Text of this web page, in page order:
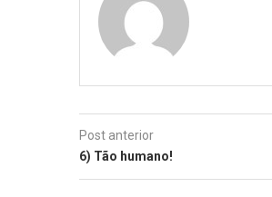
Post anterior
6) Tão humano!